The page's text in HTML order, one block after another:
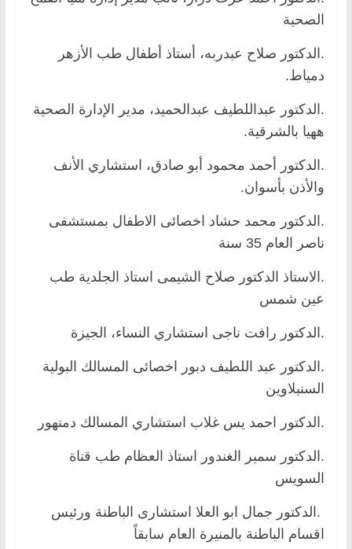
الصحية
.الدكتور صلاح عبدربه، أستاذ أطفال طب الأزهر
دمياط.
.الدكتور عبداللطيف عبدالحميد، مدير الإدارة الصحية
ههيا بالشرقية.
.الدكتور أحمد محمود أبو صادق، استشاري الأنف
والأذن بأسوان.
.الدكتور محمد حشاد اخصائى الاطفال بمستشفى
ناصر العام 35 سنة
.الاستاذ الدكتور صلاح الشيمى استاذ الجلدية طب
عين شمس
.الدكتور رافت ناجى استشاري النساء، الجيزة
.الدكتور عبد اللطيف دبور اخصائى المسالك البولية
السنبلاوين
.الدكتور احمد يس غلاب استشاري المسالك دمنهور
.الدكتور سمير الغندور استاذ العظام طب قناة
السويس
.الدكتور جمال ابو العلا استشارى الباطنة ورئيس
اقسام الباطنة بالمنيرة العام سابقاً